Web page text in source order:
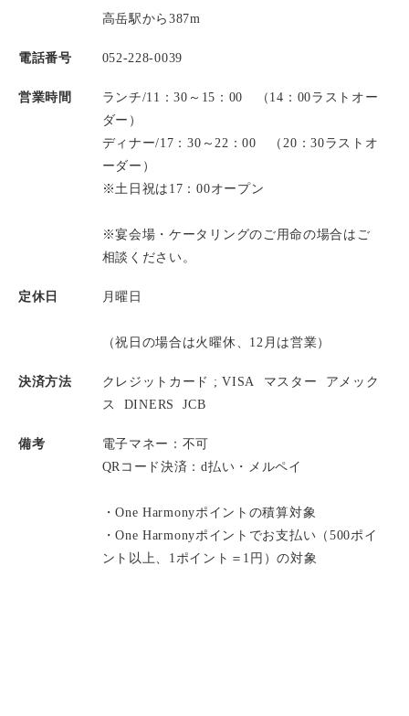
高岳駅から387m
電話番号 052-228-0039
営業時間
ランチ/11：30～15：00 （14：00ラストオー
ダー）
ディナー/17：30～22：00 （20：30ラストオ
ーダー）
※土日祝は17：00オープン
※宴会場・ケータリングのご用命の場合はご
相談ください。
定休日 月曜日
（祝日の場合は火曜休、12月は営業）
決済方法 クレジットカード ; VISA マスター
アメック
ス
DINERS JCB
備考
電子マネー：不可
QRコード決済：d払い・メルペイ
・One Harmonyポイントの積算対象
・One Harmonyポイントでお支払い（500ポイ
ント以上、1ポイント＝1円）の対象